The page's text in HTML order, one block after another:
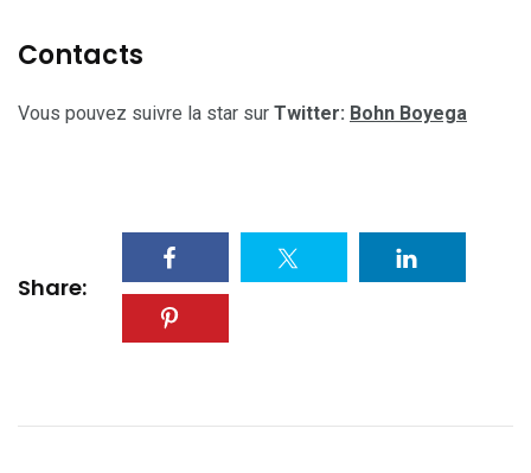
Contacts
Vous pouvez suivre la star sur Twitter: Bohn Boyega
Share: